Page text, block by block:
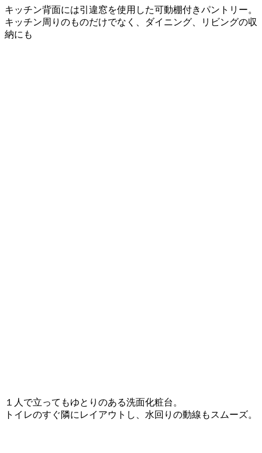
キッチン背面には引違窓を使用した可動棚付きパントリー。
キッチン周りのものだけでなく、ダイニング、リビングの収
納にも
１人で立ってもゆとりのある洗面化粧台。
トイレのすぐ隣にレイアウトし、水回りの動線もスムーズ。